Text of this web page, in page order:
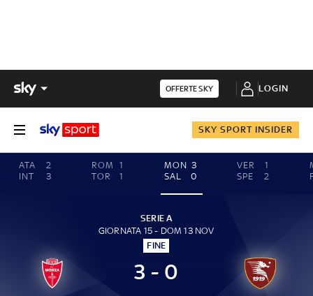
OFFERTE SKY LOGIN
SKY SPORT INSIDER
ATA
2
INT
3
ROM
1
TOR
1
MON 3
SAL
0
VER
1
SPE
2
SERIE A
GIORNATA 15 - DOM 13 NOV
FINE
3 - 0